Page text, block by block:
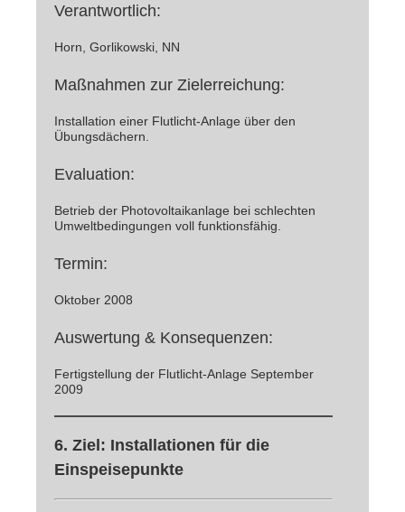
Verantwortlich:
Horn, Gorlikowski, NN
Maßnahmen zur Zielerreichung:
Installation einer Flutlicht-Anlage über den
Übungsdächern.
Evaluation:
Betrieb der Photovoltaikanlage bei schlechten
Umweltbedingungen voll funktionsfähig.
Termin:
Oktober 2008
Auswertung & Konsequenzen:
Fertigstellung der Flutlicht-Anlage September
2009
6. Ziel: Installationen für die
Einspeisepunkte